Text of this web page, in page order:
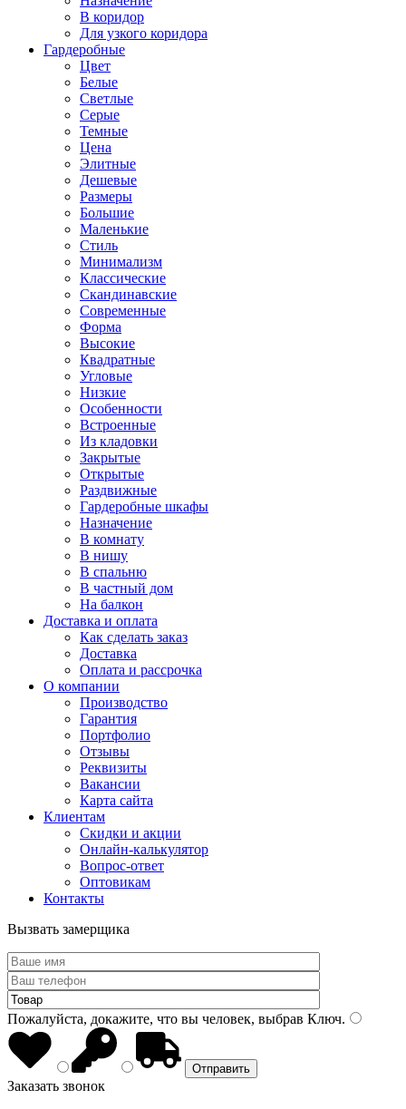
В коридор
Для узкого коридора
Гардеробные
Цвет
Белые
Светлые
Серые
Темные
Цена
Элитные
Дешевые
Размеры
Большие
Маленькие
Стиль
Минимализм
Классические
Скандинавские
Современные
Форма
Высокие
Квадратные
Угловые
Низкие
Особенности
Встроенные
Из кладовки
Закрытые
Открытые
Раздвижные
Гардеробные шкафы
Назначение
В комнату
В нишу
В спальню
В частный дом
На балкон
Доставка и оплата
Как сделать заказ
Доставка
Оплата и рассрочка
О компании
Производство
Гарантия
Портфолио
Отзывы
Реквизиты
Вакансии
Карта сайта
Клиентам
Скидки и акции
Онлайн-калькулятор
Вопрос-ответ
Оптовикам
Контакты
Вызвать замерщика
Пожалуйста, докажите, что вы человек, выбрав Ключ.
Заказать звонок